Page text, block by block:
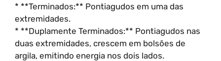
* **Terminados:** Pontiagudos em uma das
extremidades.
* **Duplamente Terminados:** Pontiagudos nas
duas extremidades, crescem em bolsões de
argila, emitindo energia nos dois lados.